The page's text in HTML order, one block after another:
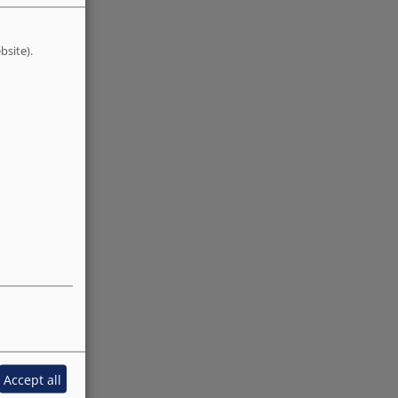
Accept all